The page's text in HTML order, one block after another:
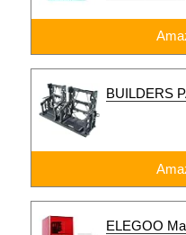
BUILDERS
ELEGOO